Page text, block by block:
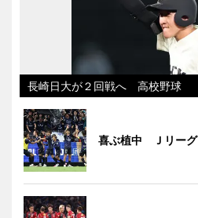
長崎日大が２回戦へ 高校野球
喜ぶ植中 Ｊリーグ